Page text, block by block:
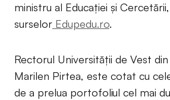
ministru al Educației și
surselor Edupedu.ro.
Rectorul Universității de Vest
Marilen Pirtea, este cotat cu
de a prelua portofoliul cel mai